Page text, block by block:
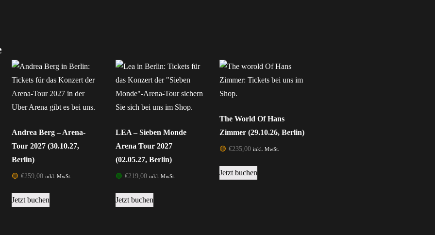
Andrea Berg – Arena-
Tour 2027 (30.10.27,
Berlin)
🟡 €259,00 inkl. MwSt.
Jetzt buchen
LEA – Sieben Monde
Arena Tour 2027
(02.05.27, Berlin)
🟢 €219,00 inkl. MwSt.
Jetzt buchen
The World Of Hans
Zimmer (29.10.26, Berlin)
🟡 €235,00 inkl. MwSt.
Jetzt buchen